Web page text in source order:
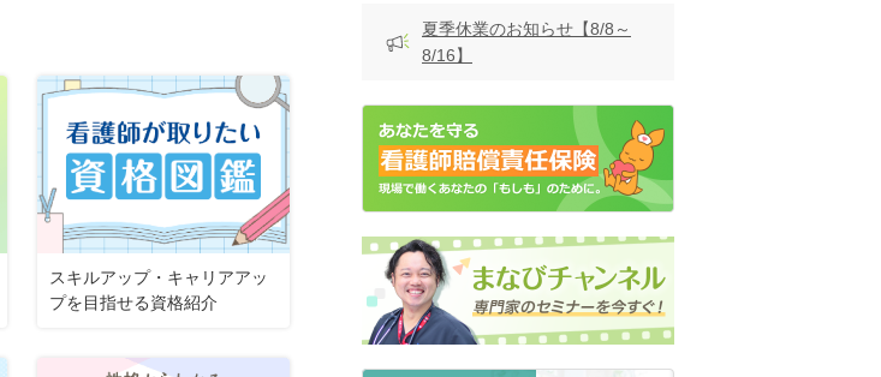
スキルアップ・キャリアアッ
プを目指せる資格紹介
夏季休業のお知らせ【8/8～
8/16】